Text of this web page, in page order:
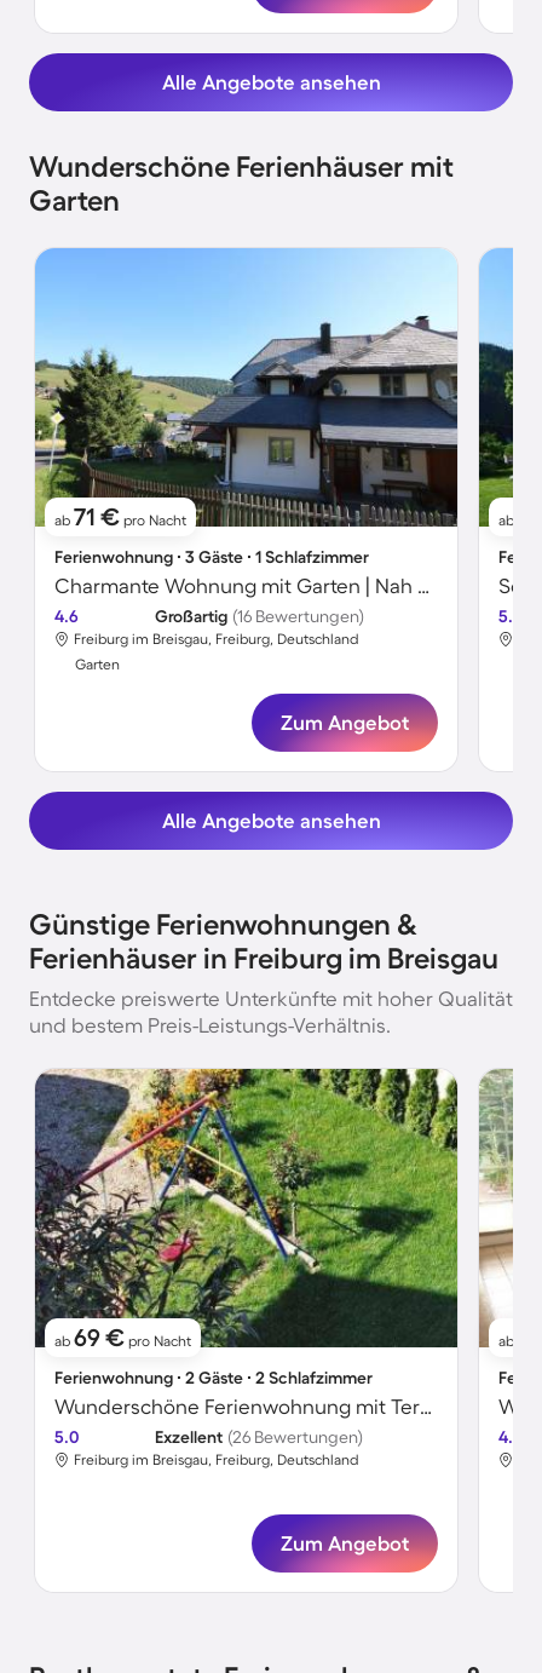
Alle Angebote ansehen
Wunderschöne Ferienhäuser mit
Garten
ab 71 € pro Nacht
Ferienwohnung ∙ 3 Gäste ∙ 1 Schlafzimmer
Charmante Wohnung mit Garten | Nah am Skifahren
4.6 Großartig (16 Bewertungen)
Freiburg im Breisgau, Freiburg, Deutschland
Garten
Zum Angebot
ab
5.0
Alle Angebote ansehen
Günstige Ferienwohnungen &
Ferienhäuser in Freiburg im Breisgau
Entdecke preiswerte Unterkünfte mit hoher Qualität
und bestem Preis-Leistungs-Verhältnis.
ab 69 € pro Nacht
Ferienwohnung ∙ 2 Gäste ∙ 2 Schlafzimmer
Wunderschöne Ferienwohnung mit Terrasse
5.0 Exzellent (26 Bewertungen)
Freiburg im Breisgau, Freiburg, Deutschland
Zum Angebot
ab
4.5